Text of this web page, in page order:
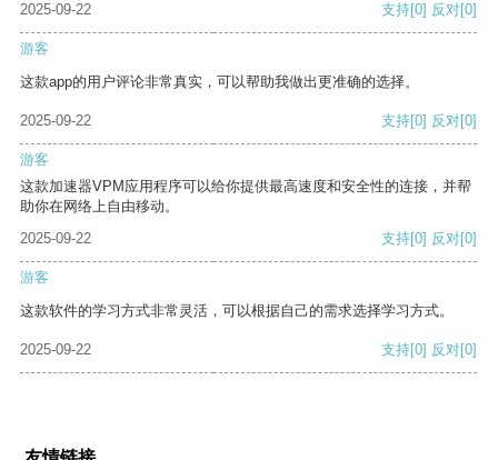
2025-09-22 支持[0] 反对[0]
游客
这款app的用户评论非常真实，可以帮助我做出更准确的选择。
2025-09-22 支持[0] 反对[0]
游客
这款加速器VPM应用程序可以给你提供最高速度和安全性的连接，并帮
助你在网络上自由移动。
2025-09-22
支持[0] 反对[0]
游客
这款软件的学习方式非常灵活，可以根据自己的需求选择学习方式。
2025-09-22 支持[0] 反对[0]